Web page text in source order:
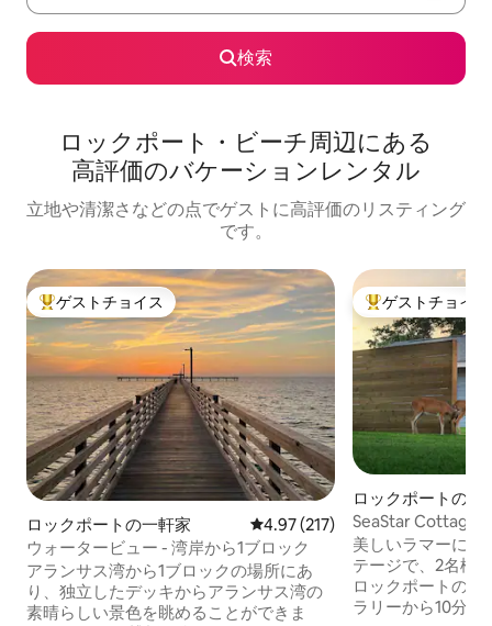
検索
ロックポート・ビーチ⁠周⁠辺⁠に⁠あ⁠る
高⁠評⁠価⁠のバ⁠ケ⁠ー⁠シ⁠ョ⁠ン⁠レ⁠ン⁠タ⁠ル
立地や清潔さなどの点でゲストに高評価のリスティング
です。
大好評のゲストチョイスです。
ゲストチョイス
ロックポートの一軒家 レビュー217件、5つ星中4.97つ
4.97 (217)
ウォータービュー - 湾岸から1ブロック
アランサス湾から1ブロックの場所にあ
り、独立したデッキからアランサス湾の
素晴らしい景色を眺めることができま
大好評のゲスト
ゲストチョイス
ロックポートの一
SeaStar Cottage
のトップホストに
美しいラマーにあ
テージで、2名様
ロックポートの
ラリーから10分です。 この快適